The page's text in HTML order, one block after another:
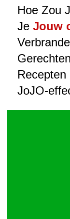
Hoe Zou
Je Jouw
JoJO-